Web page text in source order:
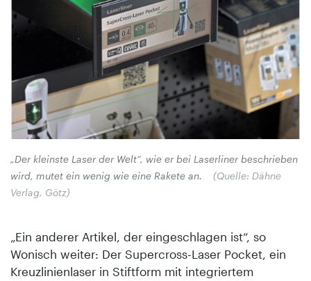
„Der kleinste Laser der Welt“, wie er bei Laserliner beschrieben
wird, mutet ein wenig wie eine Rakete an.
(Quelle: Dähne
Verlag, Götz)
„Ein anderer Artikel, der eingeschlagen ist“, so
Wonisch weiter: Der Supercross-Laser Pocket, ein
Kreuzlinienlaser in Stiftform mit integriertem